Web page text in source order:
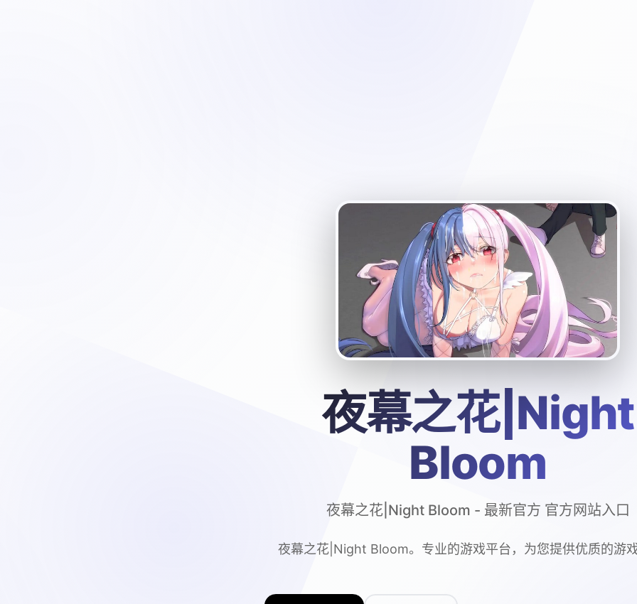
夜幕之花|Night
Bloom
夜幕之花|Night Bloom - 最新官方 官方网站入口
夜幕之花|Night Bloom。专业的游戏平台，为您提供优质的游